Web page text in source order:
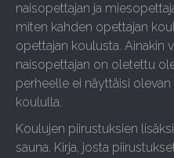
naisopettajan ja
miten kahden opettajan
opettajan koulusta. Ainakin
naisopettajan on oletettu
perheelle ei näyttäisi
koululla.
Koulujen piirustuksien
sauna. Kirja, josta